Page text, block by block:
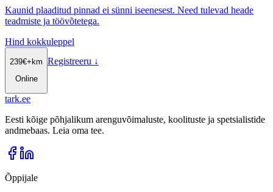
Kaunid plaaditud pinnad ei sünni iseenesest. Need tulevad heade
teadmiste ja töövõtetega.
Hind kokkuleppel
239€+km
Online
Registreeru ↓
tark.ee
Eesti kõige põhjalikum arenguvõimaluste, koolituste ja spetsialistide
andmebaas. Leia oma tee.
Õppijale